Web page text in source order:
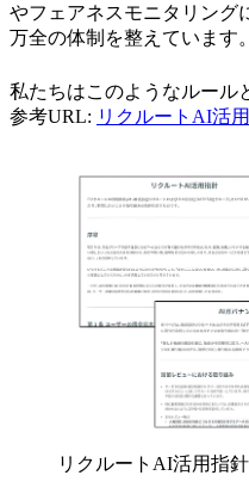
やフェアネスモニタリング
万全の体制を整えています。
私たちはこのようなルール
参考URL: リクルートAI活
リクルートAI活用指